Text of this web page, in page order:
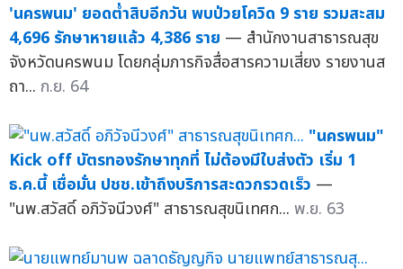
'นครพนม' ยอดต่ำสิบอีกวัน พบป่วยโควิด 9 ราย รวมสะสม
4,696 รักษาหายแล้ว 4,386 ราย — สำนักงานสาธารณสุข
จังหวัดนครพนม โดยกลุ่มภารกิจสื่อสารความเสี่ยง รายงานส
ถา... ก.ย. 64
"นครพนม"
Kick off บัตรทองรักษาทุกที่ ไม่ต้องมีใบส่งตัว เริ่ม 1
ธ.ค.นี้ เชื่อมั่น ปชช.เข้าถึงบริการสะดวกรวดเร็ว —
"นพ.สวัสดิ์ อภิวัจนีวงศ์" สาธารณสุขนิเทศก... พ.ย. 63